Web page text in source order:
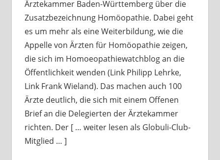
Ärztekammer Baden-Württemberg über die
Zusatzbezeichnung Homöopathie. Dabei geht
es um mehr als eine Weiterbildung, wie die
Appelle von Ärzten für Homöopathie zeigen,
die sich im Homoeopathiewatchblog an die
Öffentlichkeit wenden (Link Philipp Lehrke,
Link Frank Wieland). Das machen auch 100
Ärzte deutlich, die sich mit einem Offenen
Brief an die Delegierten der Ärztekammer
richten. Der [ … weiter lesen als Globuli-Club-
Mitglied … ]